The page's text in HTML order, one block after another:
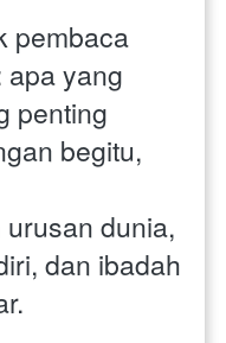
pembaca
yang
penting
begitu,
dunia,
dan ibadah